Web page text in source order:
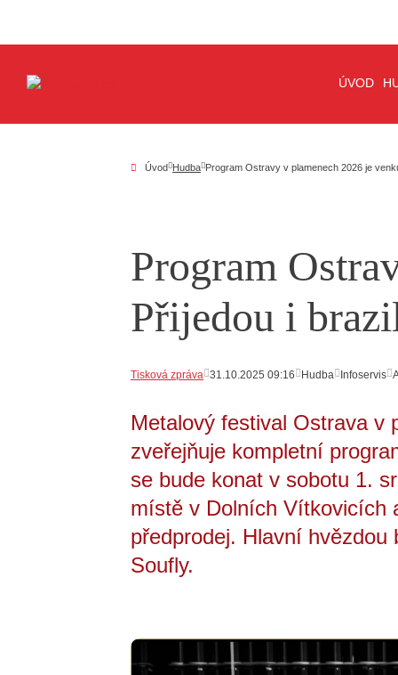
ÚVOD
Úvod Hudba Program Ostravy v plamenech 2026 je
Program
Přijedou i
Tisková zpráva 31.10.2025 09:16 Hudba Infoservis
Metalový festival Ostrava v
zveřejňuje kompletní
se bude konat v sobotu 1.
místě v Dolních Vítkovicích
předprodej. Hlavní hvězdou
Soufly.